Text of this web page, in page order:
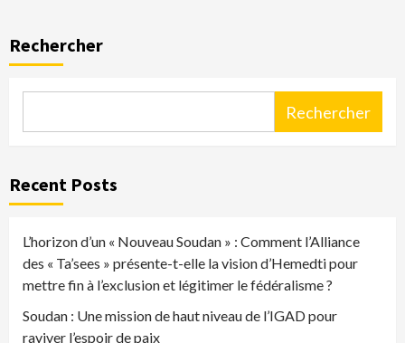
Rechercher
Rechercher
Recent Posts
L’horizon d’un « Nouveau Soudan » : Comment l’Alliance
des « Ta’sees » présente-t-elle la vision d’Hemedti pour
mettre fin à l’exclusion et légitimer le fédéralisme ?
Soudan : Une mission de haut niveau de l’IGAD pour
raviver l’espoir de paix